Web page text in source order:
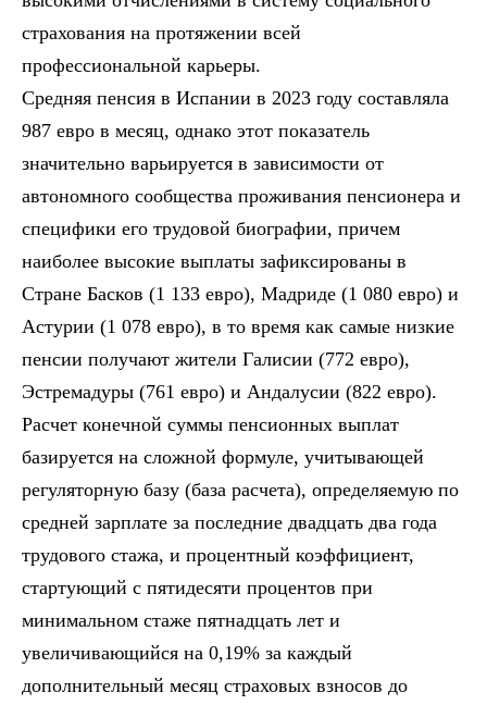
страхования на протяжении всей
профессиональной карьеры.
Средняя пенсия в Испании в 2023 году составляла
987 евро в месяц, однако этот показатель
значительно варьируется в зависимости от
автономного сообщества проживания пенсионера и
специфики его трудовой биографии, причем
наиболее высокие выплаты зафиксированы в
Стране Басков (1 133 евро), Мадриде (1 080 евро) и
Астурии (1 078 евро), в то время как самые низкие
пенсии получают жители Галисии (772 евро),
Эстремадуры (761 евро) и Андалусии (822 евро).
Расчет конечной суммы пенсионных выплат
базируется на сложной формуле, учитывающей
регуляторную базу (база расчета), определяемую по
средней зарплате за последние двадцать два года
трудового стажа, и процентный коэффициент,
стартующий с пятидесяти процентов при
минимальном стаже пятнадцать лет и
увеличивающийся на 0,19% за каждый
дополнительный месяц страховых взносов до